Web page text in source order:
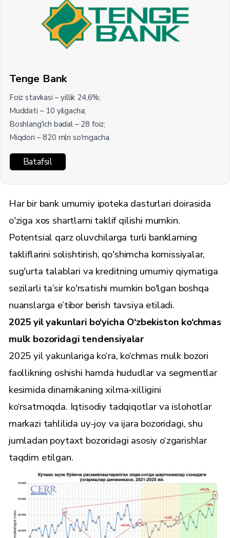
Tenge Bank
Foiz stavkasi – yillik 24,6%;
Muddati – 10 yilgacha;
Boshlang'ich badal – 28 foiz;
Miqdori – 820 mln so'mgacha.
Batafsil
Har bir bank umumiy ipoteka dasturlari doirasida
o'ziga xos shartlarni taklif qilishi mumkin.
Potentsial qarz oluvchilarga turli banklarning
takliflarini solishtirish, qo'shimcha komissiyalar,
sug'urta talablari va kreditning umumiy qiymatiga
sezilarli ta’sir ko'rsatishi mumkin bo'lgan boshqa
nuanslarga e’tibor berish tavsiya etiladi.
2025 yil yakunlari bo‘yicha O‘zbekiston ko‘chmas
mulk bozoridagi tendensiyalar
2025 yil yakunlariga ko‘ra, ko‘chmas mulk bozori
faollikning oshishi hamda hududlar va segmentlar
kesimida dinamikaning xilma-xilligini
ko‘rsatmoqda. Iqtisodiy tadqiqotlar va islohotlar
markazi tahlilida uy-joy va ijara bozoridagi, shu
jumladan poytaxt bozoridagi asosiy o‘zgarishlar
taqdim etilgan.